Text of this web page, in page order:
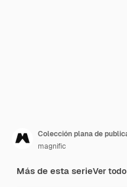
magnific
Más de esta serieVer todo